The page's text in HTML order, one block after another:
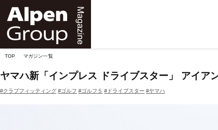
TOP マガジン一覧
ヤマハ新「インプレス ドライブスター」 アイア
#クラブフィッティング #ゴルフ #ゴルフ５ #ドライブスター #ヤマハ